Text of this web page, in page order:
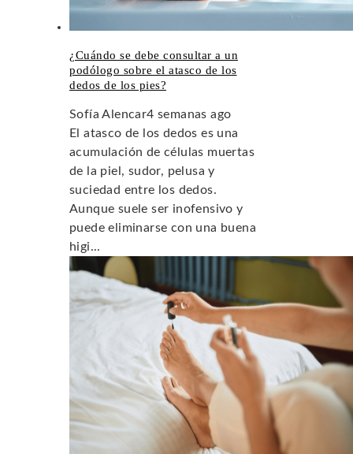
¿Cuándo se debe consultar a un
podólogo sobre el atasco de los
dedos de los pies?
Sofía Alencar4 semanas ago
El atasco de los dedos es una
acumulación de células muertas
de la piel, sudor, pelusa y
suciedad entre los dedos.
Aunque suele ser inofensivo y
puede eliminarse con una buena
higi...